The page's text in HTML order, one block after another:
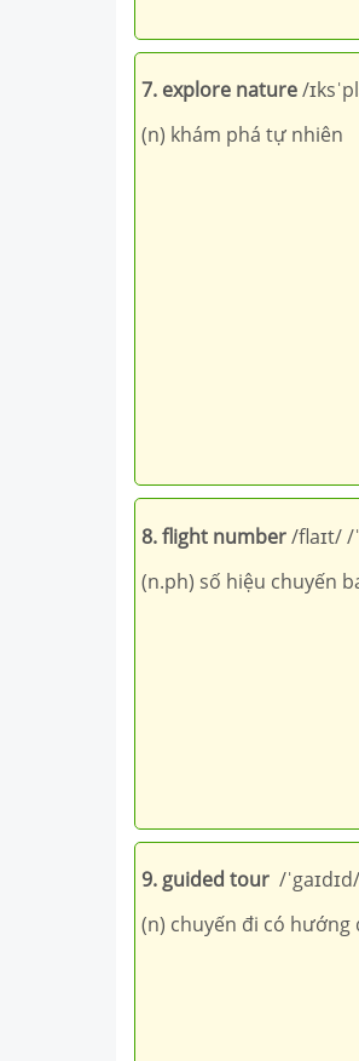
7. explore nature/
(n) khám phá tự nhiên
8. flight number/flaɪt/ /
(n.ph) số hiệu chuyến
9. guided tour /ˈgaɪdɪd
(n) chuyến đi có hướng